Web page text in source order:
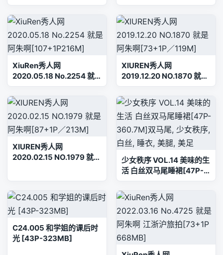
的兔妹妹 活泼美腿[52+1P
439MB]
XiuRen秀人网
2020.05.18 No.2254 就
是阿朱啊[107+1P216M]
XIUREN秀人网
2019.12.20 NO.1870 就是
阿朱啊[73+1P／119M]
XIUREN秀人网
2020.02.15 NO.1979 就是
少女秩序 VOL.14 美味的生
活 白丝双马尾睡裙[47P-
360.7M]双马尾, 少女秩
序, 白丝, 睡衣, 美腿, 美足
C24.005 和学姐的课后时
光 [43P-323MB]